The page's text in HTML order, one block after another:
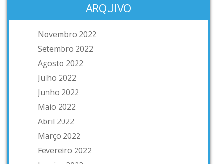
ARQUIVO
Novembro 2022
Setembro 2022
Agosto 2022
Julho 2022
Junho 2022
Maio 2022
Abril 2022
Março 2022
Fevereiro 2022